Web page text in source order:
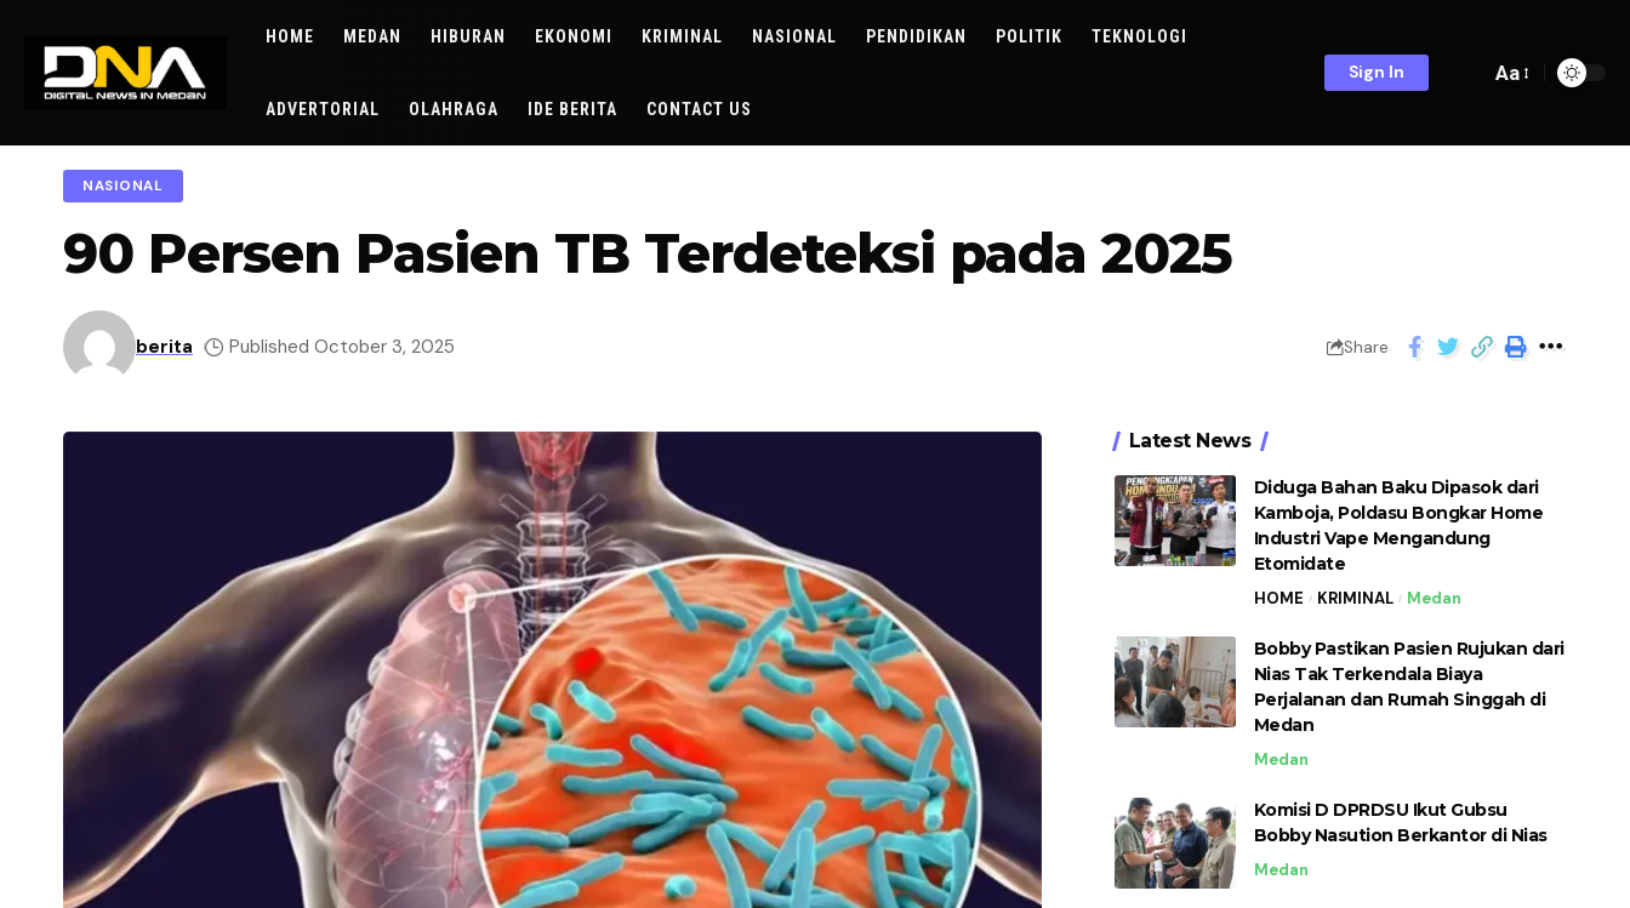
HOME MEDAN HIBURAN EKONOMI KRIMINAL NASIONAL PENDIDIKAN POLITIK TEKNOLOGI
ADVERTORIAL OLAHRAGA IDE BERITA CONTACT US
Sign In Aa
NASIONAL
90 Persen Pasien TB Terdeteksi pada 2025
berita Published October 3, 2025 Share
Latest News
Diduga Bahan Baku Dipasok dari
Kamboja, Poldasu Bongkar Home
Industri Vape Mengandung
Etomidate
HOME KRIMINAL Medan
Bobby Pastikan Pasien Rujukan dari
Nias Tak Terkendala Biaya
Perjalanan dan Rumah Singgah di
Medan
Medan
Komisi D DPRDSU Ikut Gubsu
Bobby Nasution Berkantor di Nias
Medan